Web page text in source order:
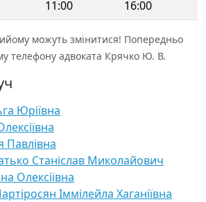
11:00 16:00
можуть змінитися! Попередньо
телефону адвоката Крячко Ю. В.
Юріївна
Павлівна
Станіслав Миколайович
Олексіївна
Іммілейла Хаганіївна